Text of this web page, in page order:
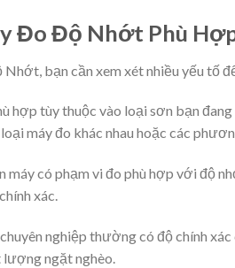
Đo Độ Nhớt Phù
Nhớt, bạn cần xem xét nhiều yếu tố
hợp tùy thuộc vào loại sơn bạn
máy đo khác nhau hoặc các
máy có phạm vi đo phù hợp với độ
xác.
nghiệp thường có độ chính
lượng ngặt nghèo.